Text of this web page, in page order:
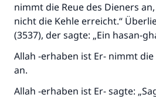
nimmt die Reue des Dieners
nicht die Kehle erreicht.“
(3537), der sagte: „Ein hasan-
Allah -erhaben ist Er- nimmt die
an.
Allah -erhaben ist Er- sagte: